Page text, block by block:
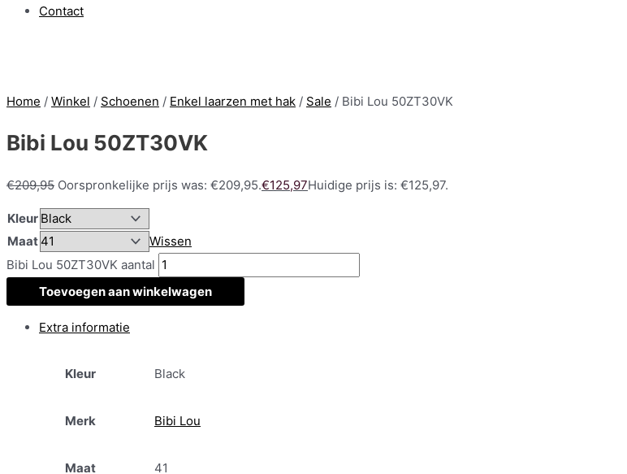
Contact
Home / Winkel / Schoenen / Enkel laarzen met hak / Sale / Bibi Lou 50ZT30VK
Bibi Lou 50ZT30VK
€209,95 Oorspronkelijke prijs was: €209,95.€125,97Huidige prijs is: €125,97.
Kleur
Maat
Wissen
Bibi Lou 50ZT30VK aantal
Toevoegen aan winkelwagen
Extra informatie
Kleur Black
Merk Bibi Lou
Maat 41